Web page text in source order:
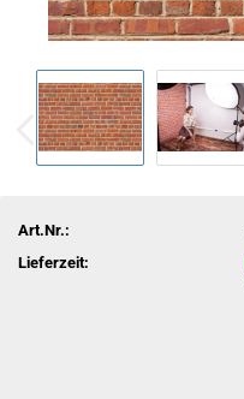
Art.Nr.:
Lieferzeit: